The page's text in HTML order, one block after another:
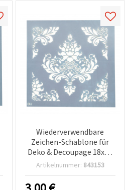
Wiederverwendbare
Zeichen-Schablone für
Deko & Decoupage 18x18
cm L43
Artikelnummer: 843153